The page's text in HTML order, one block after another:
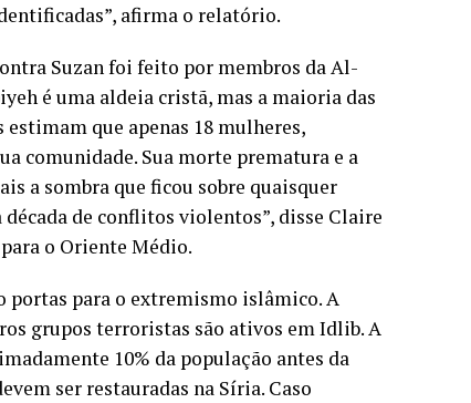
afirma o relatório.
Suzan foi feito por membros da Al-
é uma aldeia cristã, mas a maioria das
que apenas 18 mulheres,
comunidade. Sua morte prematura e a
a sombra que ficou sobre quaisquer
de conflitos violentos”, disse Claire
o Oriente Médio.
portas para o extremismo islâmico. A
grupos terroristas são ativos em Idlib. A
10% da população antes da
ser restauradas na Síria. Caso